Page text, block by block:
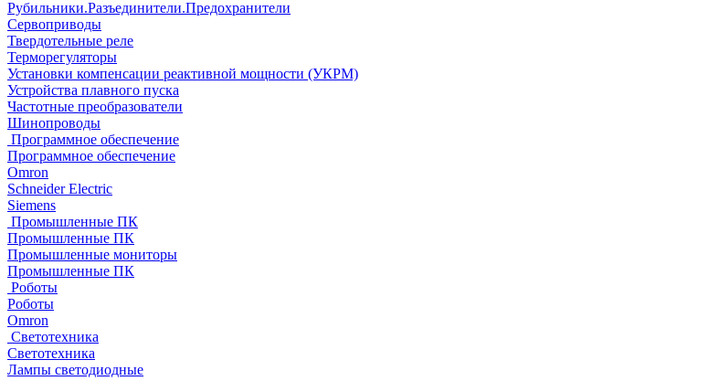
Рубильники.Разъединители.Предохранители
Сервоприводы
Твердотельные реле
Терморегуляторы
Установки компенсации реактивной мощности (УКРМ)
Устройства плавного пуска
Частотные преобразователи
Шинопроводы
Программное обеспечение
Программное обеспечение
Omron
Schneider Electric
Siemens
Промышленные ПК
Промышленные ПК
Промышленные мониторы
Промышленные ПК
Роботы
Роботы
Omron
Светотехника
Светотехника
Лампы светодиодные